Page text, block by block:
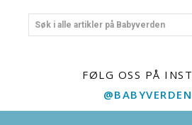
Søk i alle artikler på Babyverden
FØLG OSS PÅ